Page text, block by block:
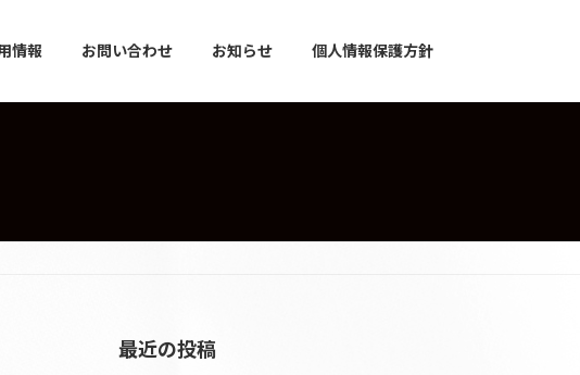
情報 お問い合わせ お知らせ 個人情報保護方針
最近の投稿